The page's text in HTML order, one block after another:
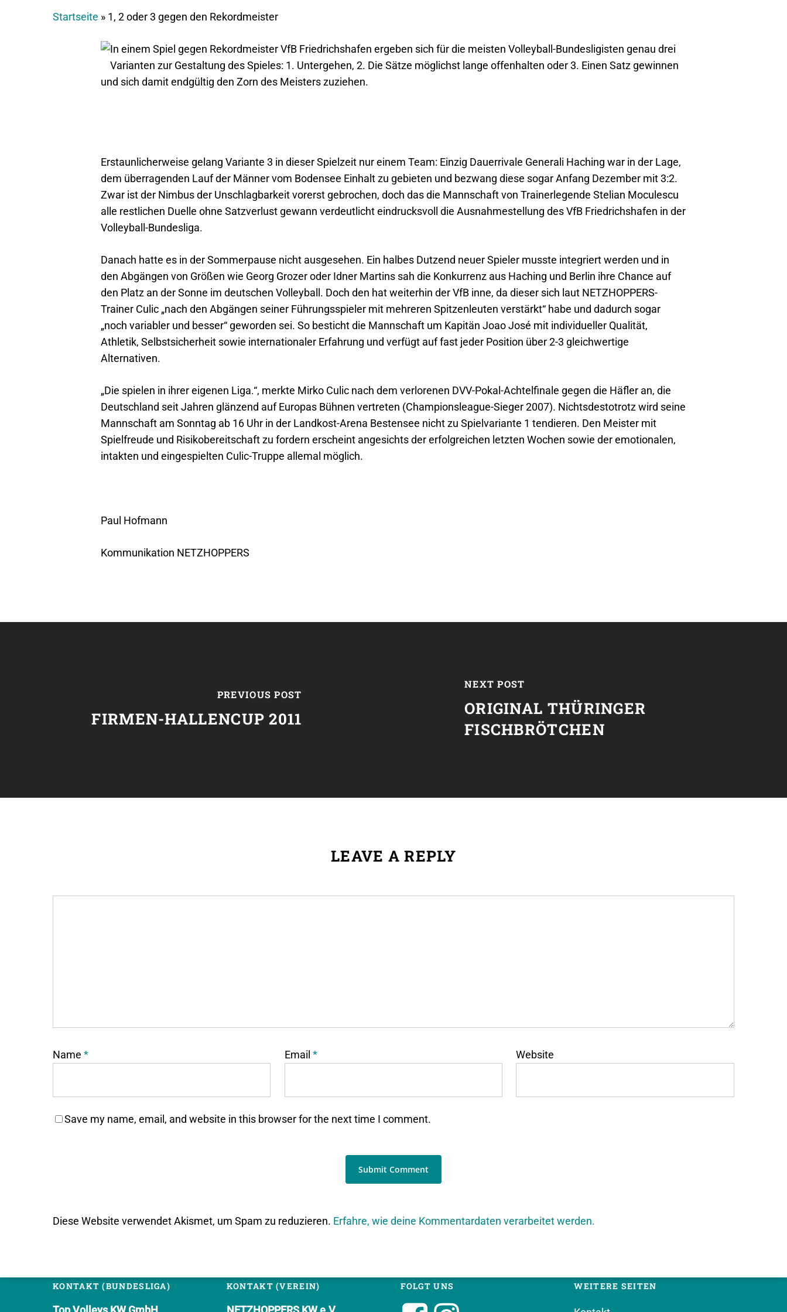
Startseite » 1, 2 oder 3 gegen den Rekordmeister
In einem Spiel gegen Rekordmeister VfB Friedrichshafen ergeben sich für die meisten Volleyball-Bundesligisten genau drei
Varianten zur Gestaltung des Spieles: 1. Untergehen, 2. Die Sätze möglichst lange offenhalten oder 3. Einen Satz gewinnen
und sich damit endgültig den Zorn des Meisters zuziehen.
Erstaunlicherweise gelang Variante 3 in dieser Spielzeit nur einem Team: Einzig Dauerrivale Generali Haching war in der Lage,
dem überragenden Lauf der Männer vom Bodensee Einhalt zu gebieten und bezwang diese sogar Anfang Dezember mit 3:2.
Zwar ist der Nimbus der Unschlagbarkeit vorerst gebrochen, doch das die Mannschaft von Trainerlegende Stelian Moculescu
alle restlichen Duelle ohne Satzverlust gewann verdeutlicht eindrucksvoll die Ausnahmestellung des VfB Friedrichshafen in der
Volleyball-Bundesliga.
Danach hatte es in der Sommerpause nicht ausgesehen. Ein halbes Dutzend neuer Spieler musste integriert werden und in
den Abgängen von Größen wie Georg Grozer oder Idner Martins sah die Konkurrenz aus Haching und Berlin ihre Chance auf
den Platz an der Sonne im deutschen Volleyball. Doch den hat weiterhin der VfB inne, da dieser sich laut NETZHOPPERS-
Trainer Culic „nach den Abgängen seiner Führungsspieler mit mehreren Spitzenleuten verstärkt“ habe und dadurch sogar
„noch variabler und besser“ geworden sei. So besticht die Mannschaft um Kapitän Joao José mit individueller Qualität,
Athletik, Selbstsicherheit sowie internationaler Erfahrung und verfügt auf fast jeder Position über 2-3 gleichwertige
Alternativen.
„Die spielen in ihrer eigenen Liga.“, merkte Mirko Culic nach dem verlorenen DVV-Pokal-Achtelfinale gegen die Häfler an, die
Deutschland seit Jahren glänzend auf Europas Bühnen vertreten (Championsleague-Sieger 2007). Nichtsdestotrotz wird seine
Mannschaft am Sonntag ab 16 Uhr in der Landkost-Arena Bestensee nicht zu Spielvariante 1 tendieren. Den Meister mit
Spielfreude und Risikobereitschaft zu fordern erscheint angesichts der erfolgreichen letzten Wochen sowie der emotionalen,
intakten und eingespielten Culic-Truppe allemal möglich.
Paul Hofmann
Kommunikation NETZHOPPERS
PREVIOUS POST
FIRMEN-HALLENCUP 2011
NEXT POST
ORIGINAL THÜRINGER
FISCHBRÖTCHEN
LEAVE A REPLY
Name * Email * Website
Save my name, email, and website in this browser for the next time I comment.
Diese Website verwendet Akismet, um Spam zu reduzieren. Erfahre, wie deine Kommentardaten verarbeitet werden.
KONTAKT (BUNDESLIGA) KONTAKT (VEREIN) FOLGT UNS WEITERE SEITEN